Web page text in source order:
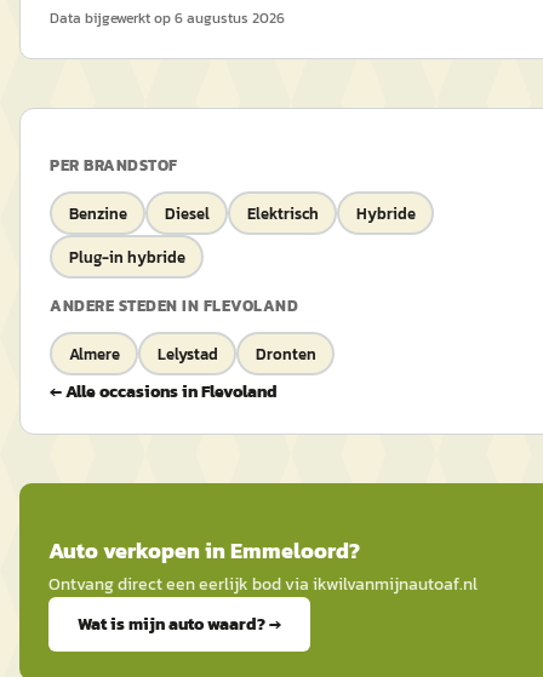
Data bijgewerkt op6 augustus 2026
PER BRANDSTOF
Benzine Diesel Elektrisch
Hybride
Plug-in hybride
ANDERE STEDEN IN FLEVOLAND
Almere Lelystad Dronten
← Alle occasions inFlevoland
Autoverkopen inEmmeloord?
Ontvang direct een eerlijk bod viaikwilvanmijnautoaf.nl
Wat is mijn auto waard? →